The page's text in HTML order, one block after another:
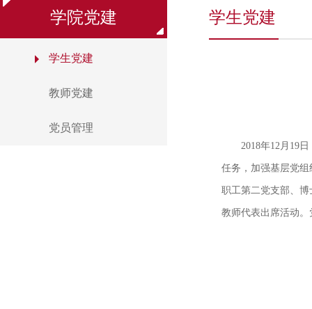
学院党建
学生党建
教师党建
党员管理
学生党建
2018年12月19 日
任务，加强基层党组
职工第二党支部、
教师代表出席活动